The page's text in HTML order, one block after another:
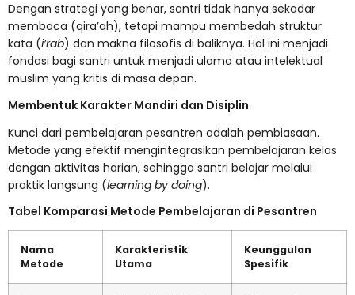
Dengan strategi yang benar, santri tidak hanya sekadar
membaca (qira’ah), tetapi mampu membedah struktur
kata (i’rab) dan makna filosofis di baliknya. Hal ini menjadi
fondasi bagi santri untuk menjadi ulama atau intelektual
muslim yang kritis di masa depan.
Membentuk Karakter Mandiri dan Disiplin
Kunci dari pembelajaran pesantren adalah pembiasaan.
Metode yang efektif mengintegrasikan pembelajaran kelas
dengan aktivitas harian, sehingga santri belajar melalui
praktik langsung (learning by doing).
Tabel Komparasi Metode Pembelajaran di Pesantren
Nama
Metode
Karakteristik
Utama
Keunggulan
Spesifik